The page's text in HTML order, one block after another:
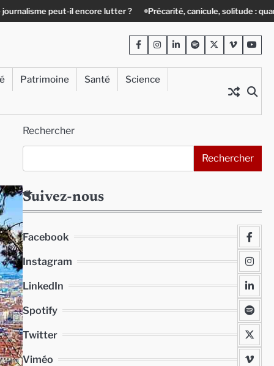
lutter ? Précarité, canicule, solitude : quand le lien social devient
Facebook
Instagram
LinkedInSpotifyTwitterViméo
Patrimoine Santé Science
Rechercher
Rechercher
Suivez-nous
Facebook
Instagram
LinkedIn
Spotify
Twitter
Viméo